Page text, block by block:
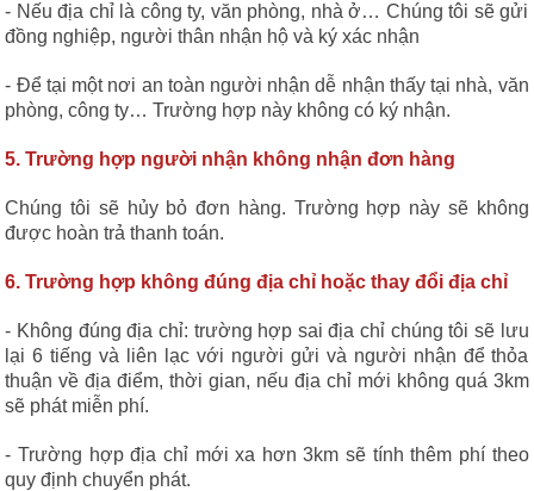
- Nếu địa chỉ là công ty, văn phòng, nhà ở… Chúng tôi sẽ gửi
đồng nghiệp, người thân nhận hộ và ký xác nhận
- Để tại một nơi an toàn người nhận dễ nhận thấy tại nhà, văn
phòng, công ty… Trường hợp này không có ký nhận.
5. Trường hợp người nhận không nhận đơn hàng
Chúng tôi sẽ hủy bỏ đơn hàng. Trường hợp này sẽ không
được hoàn trả thanh toán.
6. Trường hợp không đúng địa chỉ hoặc thay đổi địa chỉ
- Không đúng địa chỉ: trường hợp sai địa chỉ chúng tôi sẽ lưu
lại 6 tiếng và liên lạc với người gửi và người nhận để thỏa
thuận về địa điểm, thời gian, nếu địa chỉ mới không quá 3km
sẽ phát miễn phí.
- Trường hợp địa chỉ mới xa hơn 3km sẽ tính thêm phí theo
quy định chuyển phát.